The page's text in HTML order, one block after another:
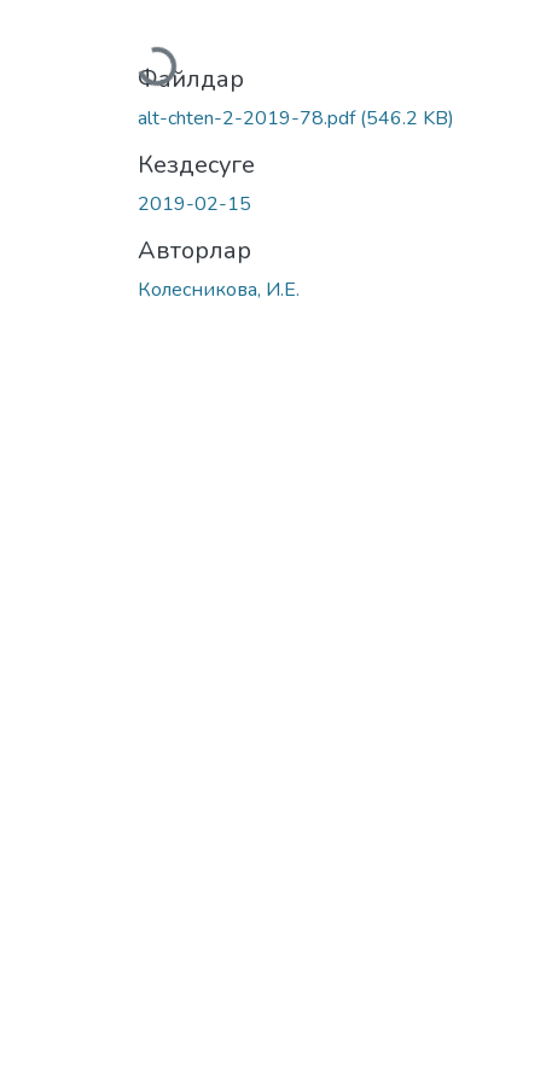
Жүктеу...
Файлдар
alt-chten-2-2019-78.pdf(546.2 KB)
Кездесуге
2019-02-15
Авторлар
Колесникова, И.Е.